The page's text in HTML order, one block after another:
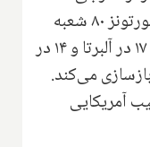
«غیرضروری» است. همزمان، تیم هورتونز ۸۰ شعبه
جدید امسال (با ۲۶ باب در انتاریو، ۱۷ در آلبرتا و ۱۴ در
را نیز بازسازی می‌کند.
آمریکایی